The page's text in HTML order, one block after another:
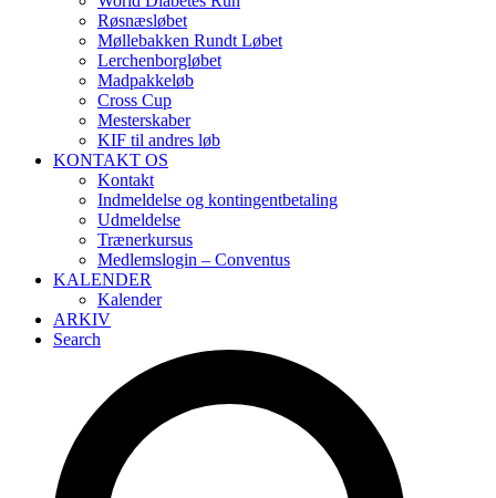
Røsnæsløbet
Møllebakken Rundt Løbet
Lerchenborgløbet
Madpakkeløb
Cross Cup
Mesterskaber
KIF til andres løb
KONTAKT OS
Kontakt
Indmeldelse og kontingentbetaling
Udmeldelse
Trænerkursus
Medlemslogin – Conventus
KALENDER
Kalender
ARKIV
Search